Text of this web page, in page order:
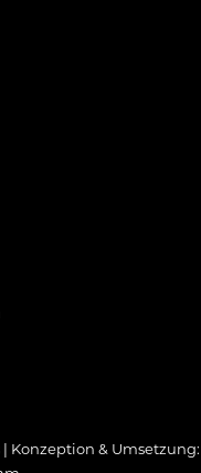
Konzeption & Umsetzung: